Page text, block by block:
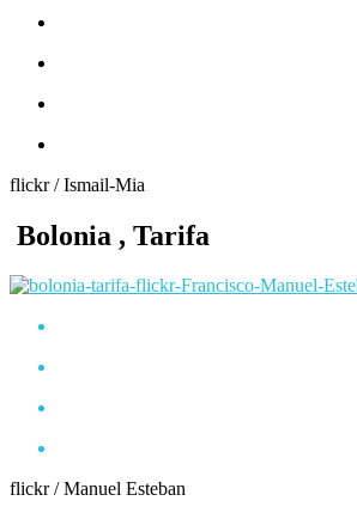
flickr / Ismail-Mia
Bolonia , Tarifa
flickr / Manuel Esteban